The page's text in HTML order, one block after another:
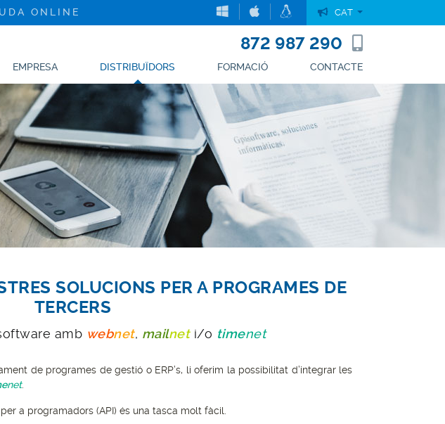
ONLINE CAT
872 987 290
EMPRESA DISTRIBUÏDORS FORMACIÓ CONTACTE
SOLUCIONS PER A PROGRAMES DE
TERCERS
amb webnet, mailneti/o timenet
de programes de gestió o ERP’s, li oferim la possibilitat d’integrar les
net.
a programadors (API) és una tasca molt fàcil.